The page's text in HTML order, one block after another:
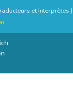
et Interprètes |